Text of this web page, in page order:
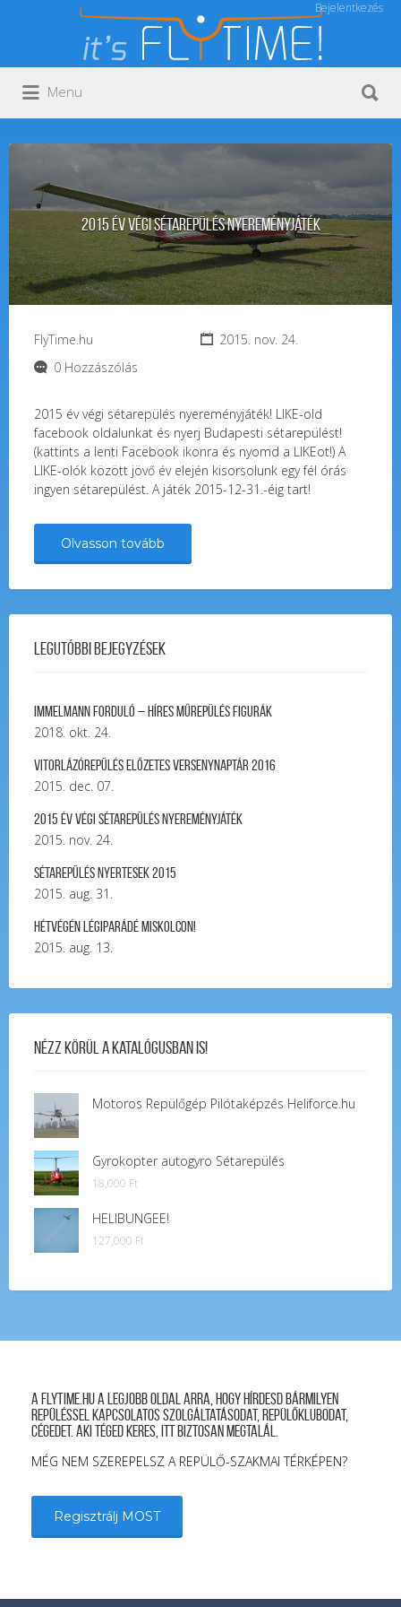
Bejelentkezés
Keresés:
Menu
2015 év végi sétarepülés nyereményjáték
FlyTime.hu
2015. nov. 24.
0 Hozzászólás
2015 év végi sétarepülés nyereményjáték! LIKE-old
facebook oldalunkat és nyerj Budapesti sétarepülést!
(kattints a lenti Facebook ikonra és nyomd a LIKEot!) A
LIKE-olók között jövő év elején kisorsolunk egy fél órás
ingyen sétarepülést. A játék 2015-12-31.-éig tart!
Olvasson tovább
Legutóbbi bejegyzések
Immelmann forduló – Híres Műrepülés Figurák
2018. okt. 24.
Vitorlázórepülés ELŐZETES VERSENYNAPTÁR 2016
2015. dec. 07.
2015 év végi sétarepülés nyereményjáték
2015. nov. 24.
Sétarepülés nyertesek 2015
2015. aug. 31.
Hétvégén légiparádé Miskolcon!
2015. aug. 13.
Nézz körül a katalógusban is!
Motoros Repülőgép Pilótaképzés Heliforce.hu
Gyrokopter autogyro Sétarepülés
18,000 Ft
HELIBUNGEE!
127,000 Ft
A FLYTIME.HU a legjobb oldal arra, hogy hírdesd bármilyen
repüléssel kapcsolatos szolgáltatásodat, repülőklubodat,
cégedet. Aki téged keres, itt biztosan megtalál.
MÉG NEM SZEREPELSZ A REPÜLŐ-SZAKMAI TÉRKÉPEN?
Regisztrálj MOST